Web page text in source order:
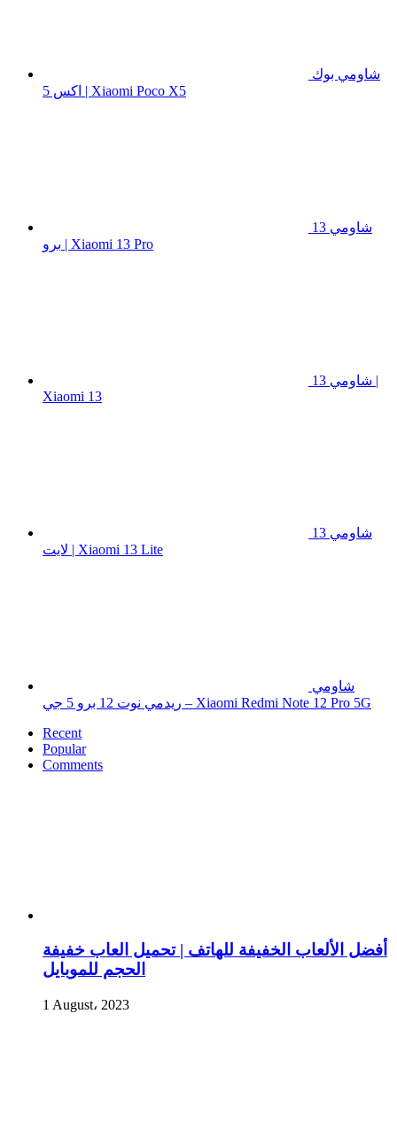
شاومي بوك
اكس 5 | Xiaomi Poco X5
شاومي 13
برو | Xiaomi 13 Pro
شاومي 13 |
Xiaomi 13
شاومي 13
لايت | Xiaomi 13 Lite
شاومي
ريدمي نوت 12 برو 5 جي – Xiaomi Redmi Note 12 Pro 5G
Recent
Popular
Comments
أفضل الألعاب الخفيفة للهاتف | تحميل العاب خفيفة
الحجم للموبايل
1 August، 2023